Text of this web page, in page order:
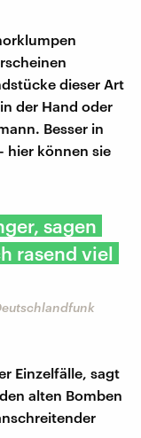
dieser Art
der Hand oder
Besser in
hier können sie
sagen
rasend viel
Einzelfälle, sagt
alten Bomben